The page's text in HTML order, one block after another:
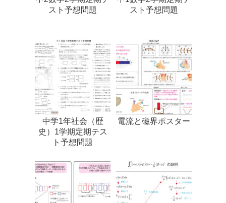
スト予想問題
スト予想問題
中学1年社会（歴
史）1学期定期テス
ト予想問題
電流と磁界ポスター